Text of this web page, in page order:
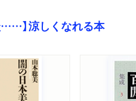
……】涼しくなれる本